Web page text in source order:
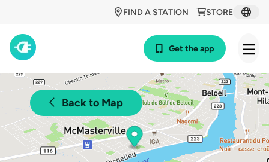
STORE
FIND A STATION
Get the app
Back to Map